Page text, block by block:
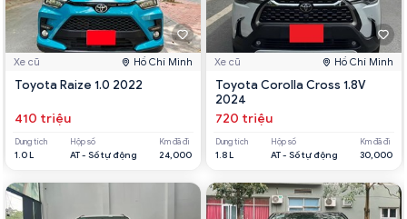
Xe cũ Hồ Chí Minh
Toyota Raize 1.0 2022
410 triệu
Dung tích
1.0 L
Hộp số
AT - Số tự động
Km đã đi
24,000
Xe cũ Hồ Chí Minh
Toyota Corolla Cross 1.8V
2024
720 triệu
Dung tích
1.8 L
Hộp số
AT - Số tự động
Km đã đi
30,000